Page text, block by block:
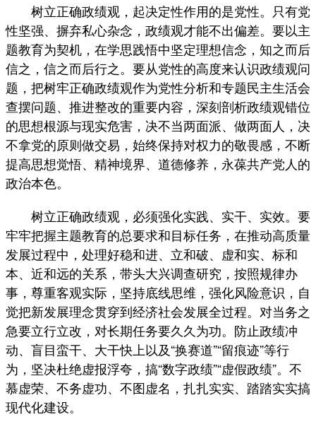
树立正确政绩观，起决定性作用的是党性。只有党
性坚强、摒弃私心杂念，政绩观才能不出偏差。要以主
题教育为契机，在学思践悟中坚定理想信念，知之而后
信之，信之而后行之。要从党性的高度来认识政绩观问
题，把树牢正确政绩观作为党性分析和专题民主生活会
查摆问题、推进整改的重要内容，深刻剖析政绩观错位
的思想根源与现实危害，决不当两面派、做两面人，决
不拿党的原则做交易，始终保持对权力的敬畏感，不断
提高思想觉悟、精神境界、道德修养，永葆共产党人的
政治本色。
树立正确政绩观，必须强化实践、实干、实效。要
牢牢把握主题教育的总要求和目标任务，在推动高质量
发展过程中，处理好稳和进、立和破、虚和实、标和
本、近和远的关系，带头大兴调查研究，按照规律办
事，尊重客观实际，坚持底线思维，强化风险意识，自
觉把新发展理念贯穿到经济社会发展全过程。对当务之
急要立行立改，对长期任务要久久为功。防止政绩冲
动、盲目蛮干、大干快上以及“换赛道”“留痕迹”等行
为，坚决杜绝虚报浮夸，搞“数字政绩”“虚假政绩”。不
慕虚荣、不务虚功、不图虚名，扎扎实实、踏踏实实搞
现代化建设。